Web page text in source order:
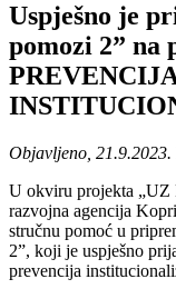
Uspješno je
pomozi 2” na
Objavljeno, 21.9.2023.
U okviru projekta „UZ
razvojna agencija
stručnu pomoć u
2”, koji je uspješno
prevencija